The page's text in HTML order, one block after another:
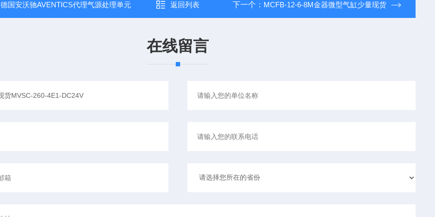
德国安沃驰AVENTICS代理气源处理单元 返回列表 下一个： MCFB-12-6-8M金器微型气缸少量现货
在线留言